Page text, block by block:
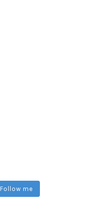
Follow me